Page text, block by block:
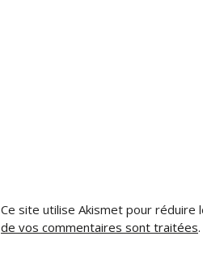
Ce site utilise Akismet pour réduire
de vos commentaires sont traitées.